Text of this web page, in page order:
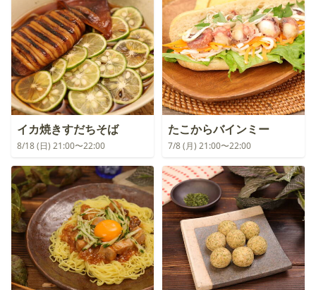
イカ焼きすだちそば
8/18 (日) 21:00〜22:00
たこからバインミー
7/8 (月) 21:00〜22:00